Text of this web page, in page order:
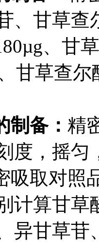
、甘草查
、 甘
甘草查
制备： 精
度，摇匀
吸取对照
计算甘草
异甘草苷